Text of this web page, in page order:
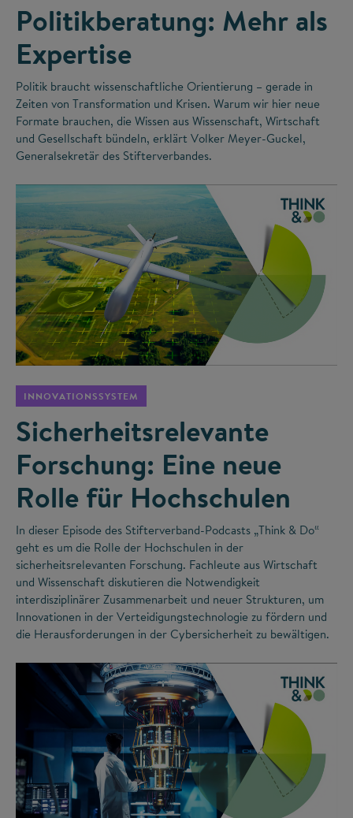
Politikberatung: Mehr als
Expertise
Politik braucht wissenschaftliche Orientierung – gerade in
Zeiten von Transformation und Krisen. Warum wir hier neue
Formate brauchen, die Wissen aus Wissenschaft, Wirtschaft
und Gesellschaft bündeln, erklärt Volker Meyer-Guckel,
Generalsekretär des Stifterverbandes.
INNOVATIONSSYSTEM
Sicherheitsrelevante
Forschung: Eine neue
Rolle für Hochschulen
In dieser Episode des Stifterverband-Podcasts „Think & Do“
geht es um die Rolle der Hochschulen in der
sicherheitsrelevanten Forschung. Fachleute aus Wirtschaft
und Wissenschaft diskutieren die Notwendigkeit
interdisziplinärer Zusammenarbeit und neuer Strukturen, um
Innovationen in der Verteidigungstechnologie zu fördern und
die Herausforderungen in der Cybersicherheit zu bewältigen.